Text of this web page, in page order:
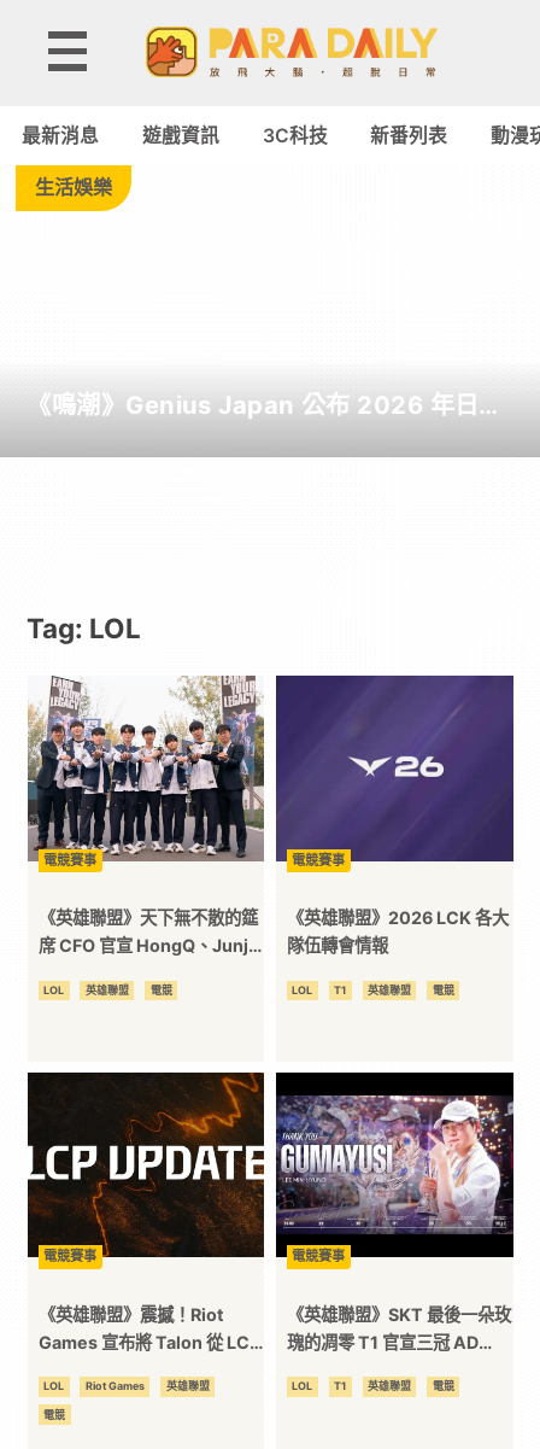
Tag:
-
遊
戲
漫
二
次
元
｜
3C
科
技
全
方
位
資
最新消息 遊戲資訊 3C科技 新番列表 動漫
生活娛樂
《鳴潮》Genius Japan 公布 2026 年日本
Tag: LOL
電競賽事
《英雄聯盟》天下無不散的筵
席 CFO 官宣 HongQ、Junjia
LOL 英雄聯盟 電競
電競賽事
《英雄聯盟》2026 LCK 各大
隊伍轉會情報
LOL T1 英雄聯盟 電競
電競賽事
《英雄聯盟》震撼！Riot
Games 宣布將 Talon 從 LCP
LOL Riot Games 英雄聯盟
電競
電競賽事
《英雄聯盟》SKT 最後一朵玫
瑰的凋零 T1 官宣三冠 AD
LOL T1 英雄聯盟 電競